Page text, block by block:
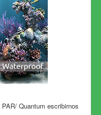
Quantum escribirnos